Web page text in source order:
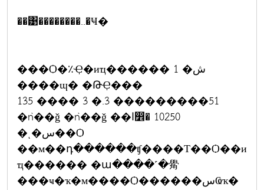
��͹��������..�Ҹ�
���Ѻ�٪Ҿ�иҵ������ 1 �ش
����ɰ� �ԹҾ���
135 ���� 3 �.3 ���������51
�ǹ��ǧ �ǹ��ǧ ��ا෾� 10250
�ͺ�س��Ѻ
��м��դ������ʧ����Т��Ѻ��и
ҵ������ �ա����˹�觷
���ҹ�ҡ�м����Ѻ������سҨҡ�